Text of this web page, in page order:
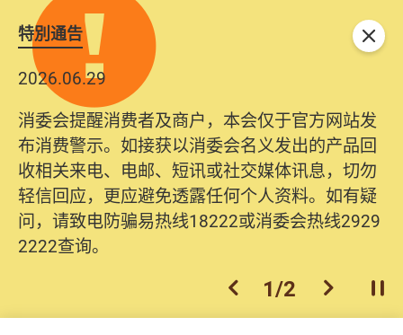
特別通告
2026.06.29
消委会提醒消费者及商户，本会仅于官方网站发
布消费警示。如接获以消委会名义发出的产品回
收相关来电、电邮、短讯或社交媒体讯息，切勿
轻信回应，更应避免透露任何个人资料。如有疑
问，请致电防骗易热线18222或消委会热线2929
2222查询。
上一个
1/2 下一个开
关闭